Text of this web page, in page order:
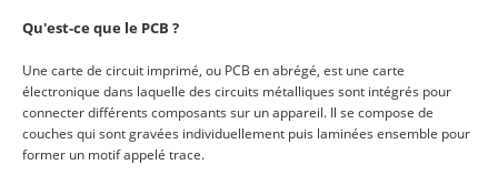
Qu'est-ce que le PCB ?
Une carte de circuit imprimé, ou PCB en abrégé, est une carte
électronique dans laquelle des circuits métalliques sont intégrés pour
connecter différents composants sur un appareil. Il se compose de
couches qui sont gravées individuellement puis laminées ensemble pour
former un motif appelé trace.